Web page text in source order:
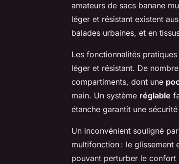
amateurs de sacs banane
léger et résistant existent
balades urbaines, et en
Les fonctionnalités
léger et résistant. De
compartiments, dont une
main. Un système réglable
étanche garantit une
Un inconvénient souligné
multifonction : le glissement
pouvant perturber le confort